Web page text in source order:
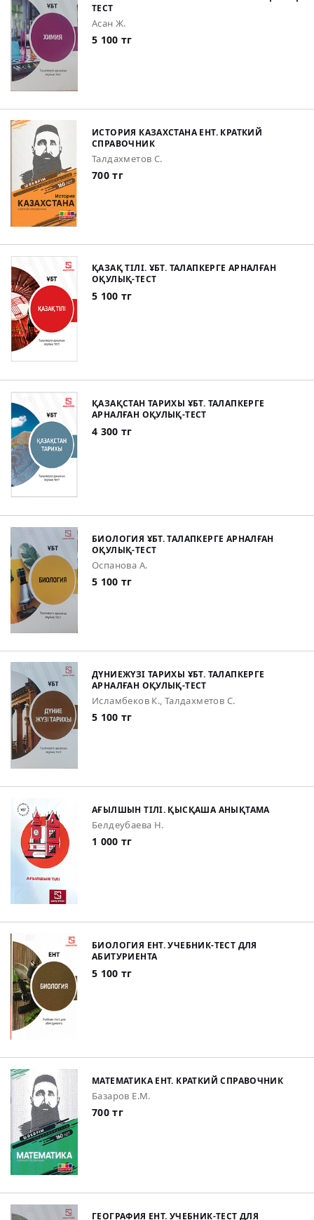
ТЕСТ
Асан Ж.
5 100 тг
ИСТОРИЯ КАЗАХСТАНА ЕНТ. КРАТКИЙ
СПРАВОЧНИК
Талдахметов С.
700 тг
ҚАЗАҚ ТІЛІ. ҰБТ. ТАЛАПКЕРГЕ АРНАЛҒАН
ОҚУЛЫҚ-ТЕСТ
5 100 тг
ҚАЗАҚСТАН ТАРИХЫ ҰБТ. ТАЛАПКЕРГЕ
АРНАЛҒАН ОҚУЛЫҚ-ТЕСТ
4 300 тг
БИОЛОГИЯ ҰБТ. ТАЛАПКЕРГЕ АРНАЛҒАН
ОҚУЛЫҚ-ТЕСТ
Оспанова А.
5 100 тг
ДҮНИЕЖҮЗІ ТАРИХЫ ҰБТ. ТАЛАПКЕРГЕ
АРНАЛҒАН ОҚУЛЫҚ-ТЕСТ
Исламбеков К., Талдахметов С.
5 100 тг
АҒЫЛШЫН ТІЛІ. ҚЫСҚАША АНЫҚТАМА
Белдеубаева Н.
1 000 тг
БИОЛОГИЯ ЕНТ. УЧЕБНИК-ТЕСТ ДЛЯ
АБИТУРИЕНТА
5 100 тг
МАТЕМАТИКА ЕНТ. КРАТКИЙ СПРАВОЧНИК
Базаров Е.М.
700 тг
ГЕОГРАФИЯ ЕНТ. УЧЕБНИК-ТЕСТ ДЛЯ